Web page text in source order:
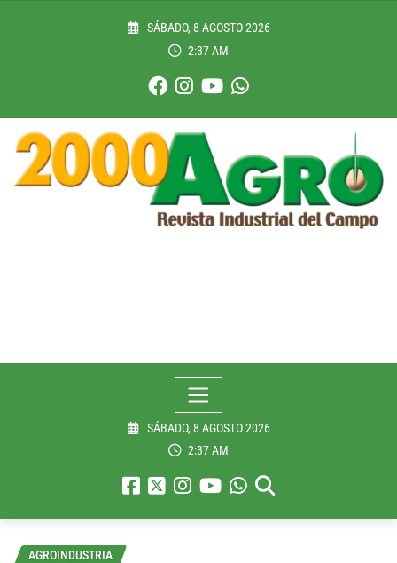
SÁBADO, 8 AGOSTO 2026
2:37 AM
SÁBADO, 8 AGOSTO 2026
2:37 AM
AGROINDUSTRIA